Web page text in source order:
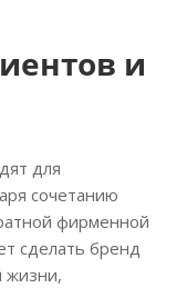
и
для
сочетанию
фирменной
сделать бренд
жизни,